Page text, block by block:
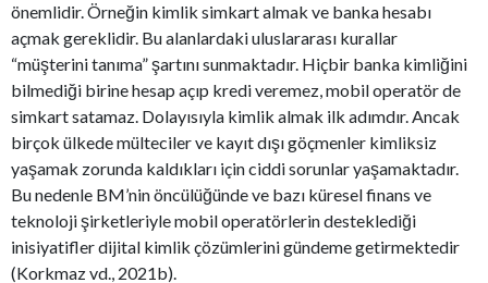
önemlidir. Örneğin kimlik simkart almak ve banka hesabı
açmak gereklidir. Bu alanlardaki uluslararası kurallar
“müşterini tanıma” şartını sunmaktadır. Hiçbir banka kimliğini
bilmediği birine hesap açıp kredi veremez, mobil operatör de
simkart satamaz. Dolayısıyla kimlik almak ilk adımdır. Ancak
birçok ülkede mülteciler ve kayıt dışı göçmenler kimliksiz
yaşamak zorunda kaldıkları için ciddi sorunlar yaşamaktadır.
Bu nedenle BM’nin öncülüğünde ve bazı küresel finans ve
teknoloji şirketleriyle mobil operatörlerin desteklediği
inisiyatifler dijital kimlik çözümlerini gündeme getirmektedir
(Korkmaz vd., 2021b).